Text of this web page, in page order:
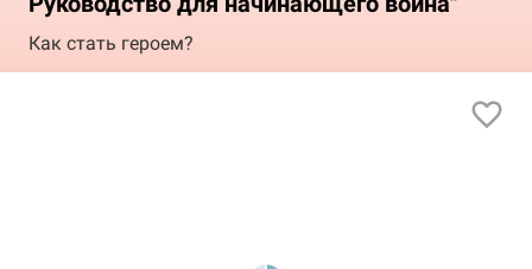
Как стать героем?